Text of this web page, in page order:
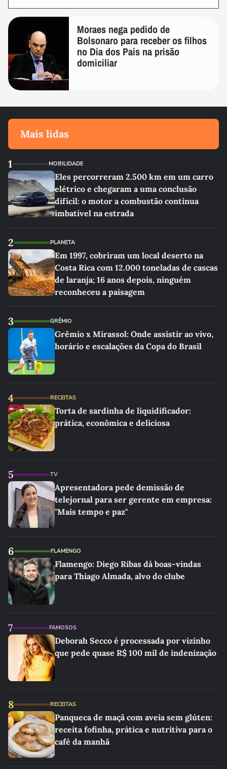
Moraes nega pedido de
Bolsonaro para receber os filhos
no Dia dos Pais na prisão
domiciliar
Mais lidas
1 MOBILIDADE
Eles percorreram 2.500 km em um carro
elétrico e chegaram a uma conclusão
difícil: o motor a combustão continua
imbatível na estrada
2 PLANETA
Em 1997, cobriram um local deserto na
Costa Rica com 12.000 toneladas de cascas
de laranja; 16 anos depois, ninguém
reconheceu a paisagem
3 GRÊMIO
Grêmio x Mirassol: Onde assistir ao vivo,
horário e escalações da Copa do Brasil
4 RECEITAS
Torta de sardinha de liquidificador:
prática, econômica e deliciosa
5 TV
Apresentadora pede demissão de
telejornal para ser gerente em empresa:
"Mais tempo e paz"
6 FLAMENGO
Flamengo: Diego Ribas dá boas-vindas
para Thiago Almada, alvo do clube
7 FAMOSOS
Deborah Secco é processada por vizinho
que pede quase R$ 100 mil de indenização
8 RECEITAS
Panqueca de maçã com aveia sem glúten:
receita fofinha, prática e nutritiva para o
café da manhã